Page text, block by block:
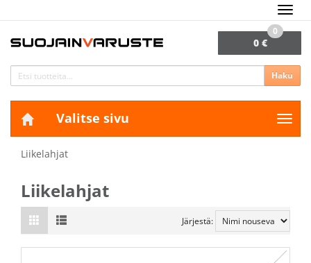
0 €
0
Haku
Valitse sivu
Liikelahjat
Liikelahjat
Järjestä: